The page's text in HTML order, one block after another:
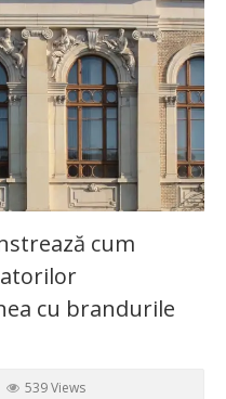
cum
cu brandurile
539 Views